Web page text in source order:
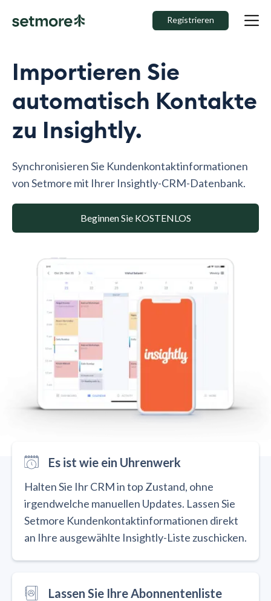
Registrieren
Importieren Sie
automatisch Kontakte
zu Insightly.
Synchronisieren Sie Kundenkontaktinformationen
von Setmore mit Ihrer Insightly-CRM-Datenbank.
Beginnen Sie KOSTENLOS
Es ist wie ein Uhrenwerk
Halten Sie Ihr CRM in top Zustand, ohne
irgendwelche manuellen Updates. Lassen Sie
Setmore Kundenkontaktinformationen direkt
an Ihre ausgewählte Insightly-Liste zuschicken.
Lassen Sie Ihre Abonnentenliste